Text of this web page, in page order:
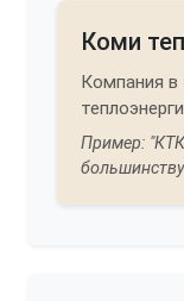
Коми
Компания
Пример: